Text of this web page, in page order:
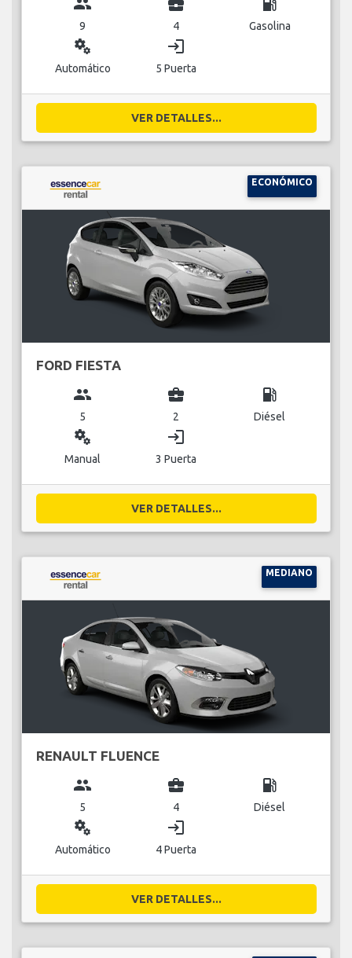
9 4 Gasolina
miscellaneous_services
Automático
login
5 Puerta
VER DETALLES...
ECONÓMICO
FORD FIESTA
group
5
business_center
2
local_gas_station
Diésel
miscellaneous_services
Manual
login
3 Puerta
VER DETALLES...
MEDIANO
RENAULT FLUENCE
group
5
business_center
4
local_gas_station
Diésel
miscellaneous_services
Automático
login
4 Puerta
VER DETALLES...